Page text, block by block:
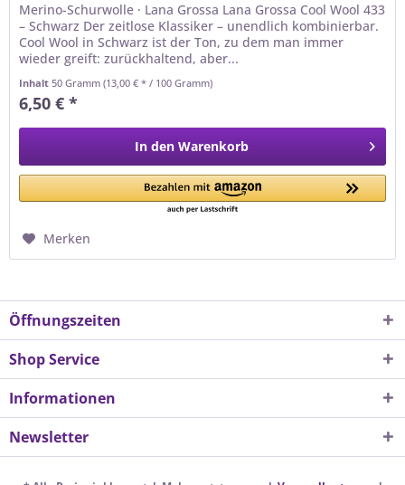
Merino-Schurwolle · Lana Grossa Lana Grossa Cool Wool 433
– Schwarz Der zeitlose Klassiker – unendlich kombinierbar.
Cool Wool in Schwarz ist der Ton, zu dem man immer
wieder greift: zurückhaltend, aber...
Inhalt50 Gramm(13,00 € * / 100 Gramm)
6,50 € *
In den Warenkorb
Merken
Öffnungszeiten
Shop Service
Informationen
Newsletter